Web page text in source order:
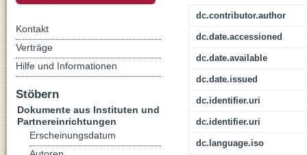
dc.contributor.author
dc.date.accessioned
dc.date.available
dc.date.issued
dc.identifier.uri
dc.identifier.uri
dc.language.iso
Kontakt
Verträge
Hilfe und Informationen
Stöbern
Dokumente aus Instituten und
Partnereinrichtungen
Erscheinungsdatum